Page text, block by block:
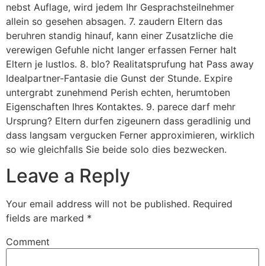
nebst Auflage, wird jedem Ihr Gesprachsteilnehmer
allein so gesehen absagen. 7. zaudern Eltern das
beruhren standig hinauf, kann einer Zusatzliche die
verewigen Gefuhle nicht langer erfassen Ferner halt
Eltern je lustlos. 8. blo? Realitatsprufung hat Pass away
Idealpartner-Fantasie die Gunst der Stunde. Expire
untergrabt zunehmend Perish echten, herumtoben
Eigenschaften Ihres Kontaktes. 9. parece darf mehr
Ursprung? Eltern durfen zigeunern dass geradlinig und
dass langsam vergucken Ferner approximieren, wirklich
so wie gleichfalls Sie beide solo dies bezwecken.
Leave a Reply
Your email address will not be published. Required
fields are marked *
Comment